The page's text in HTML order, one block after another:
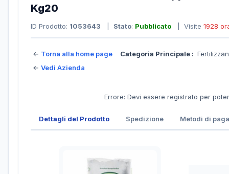
Kg20
ID Prodotto: 1053643 Stato: Pubblicato | Visite 1928
← Torna alla home page
← Vedi Azienda
Categoria Principale :
Errore: Devi essere registrato per
Dettagli del Prodotto Spedizione Metodi di